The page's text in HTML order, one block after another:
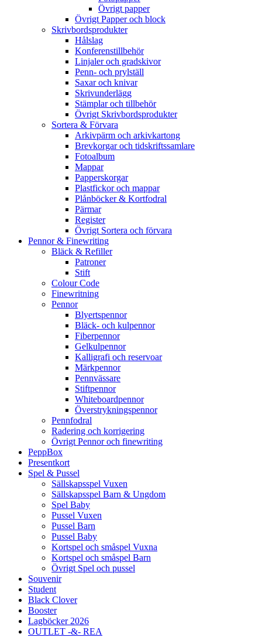
Övrigt papper
Övrigt Papper och block
Skrivbordsprodukter
Hålslag
Konferenstillbehör
Linjaler och gradskivor
Penn- och prylställ
Saxar och knivar
Skrivunderlägg
Stämplar och tillbehör
Övrigt Skrivbordsprodukter
Sortera & Förvara
Arkivpärm och arkivkartong
Brevkorgar och tidskriftssamlare
Fotoalbum
Mappar
Papperskorgar
Plastfickor och mappar
Plånböcker & Kortfodral
Pärmar
Register
Övrigt Sortera och förvara
Pennor & Finewriting
Bläck & Refiller
Patroner
Stift
Colour Code
Finewritning
Pennor
Blyertspennor
Bläck- och kulpennor
Fiberpennor
Gelkulpennor
Kalligrafi och reservoar
Märkpennor
Pennvässare
Stiftpennor
Whiteboardpennor
Överstrykningspennor
Pennfodral
Radering och korrigering
Övrigt Pennor och finewriting
PeppBox
Presentkort
Spel & Pussel
Sällskapsspel Vuxen
Sällskapsspel Barn & Ungdom
Spel Baby
Pussel Vuxen
Pussel Barn
Pussel Baby
Kortspel och småspel Vuxna
Kortspel och småspel Barn
Övrigt Spel och pussel
Souvenir
Student
Black Clover
Booster
Lagböcker 2026
OUTLET -&- REA